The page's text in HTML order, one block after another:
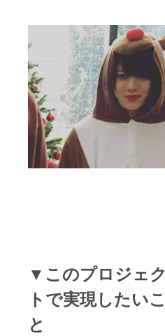
▼このプロジェク
トで実現したいこ
と